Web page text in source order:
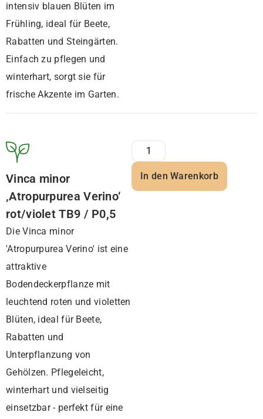
intensiv blauen Blüten im
Frühling, ideal für Beete,
Rabatten und Steingärten.
Einfach zu pflegen und
winterhart, sorgt sie für
frische Akzente im Garten.
Vinca minor
‚Atropurpurea Verino‘
rot/violet TB9 / P0,5
Die Vinca minor
'Atropurpurea Verino' ist eine
attraktive
Bodendeckerpflanze mit
leuchtend roten und violetten
Blüten, ideal für Beete,
Rabatten und
Unterpflanzung von
Gehölzen. Pflegeleicht,
winterhart und vielseitig
einsetzbar - perfekt für eine
In den Warenkorb